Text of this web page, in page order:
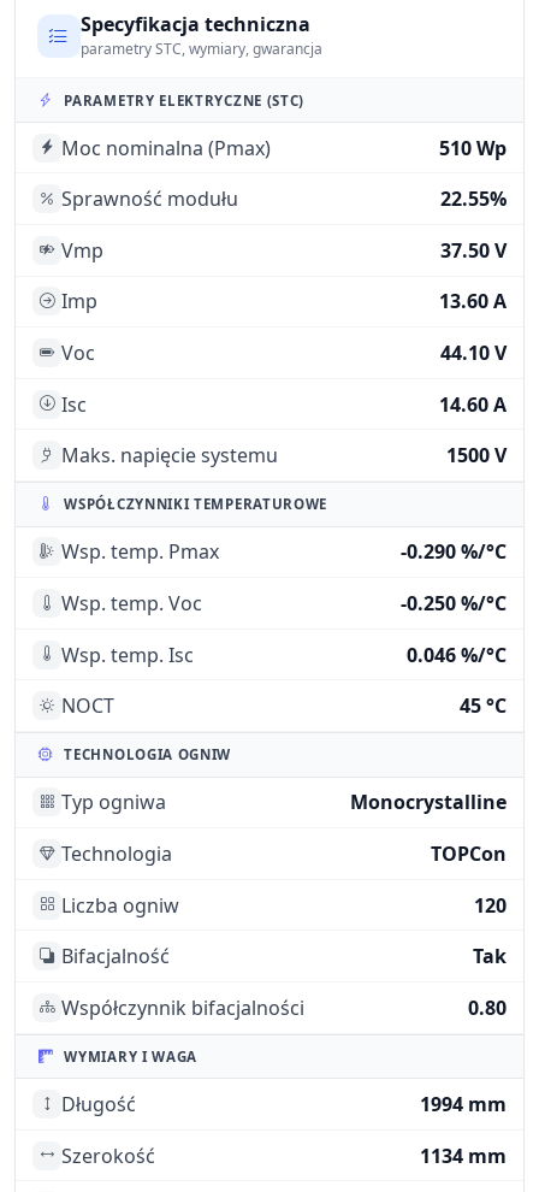
Specyfikacja techniczna
parametry STC, wymiary, gwarancja
PARAMETRY ELEKTRYCZNE (STC)
Moc nominalna (Pmax)
510 Wp
Sprawność modułu
22.55%
Vmp
37.50 V
Imp
13.60 A
Voc
44.10 V
Isc
14.60 A
Maks. napięcie systemu
1500 V
WSPÓŁCZYNNIKI TEMPERATUROWE
Wsp. temp. Pmax
-0.290 %/°C
Wsp. temp. Voc
-0.250 %/°C
Wsp. temp. Isc
0.046 %/°C
NOCT
45 °C
TECHNOLOGIA OGNIW
Typ ogniwa
Monocrystalline
Technologia
TOPCon
Liczba ogniw
120
Bifacjalność
Tak
Współczynnik bifacjalności
0.80
WYMIARY I WAGA
Długość
1994 mm
Szerokość
1134 mm